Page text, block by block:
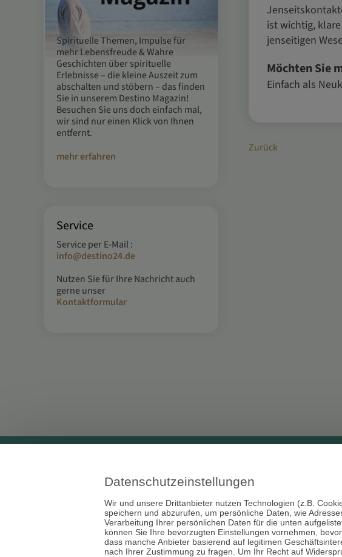
Spirituelle Themen, Impulse für
mehr Lebensfreude & Wahre
Geschichten über spirituelle
Erlebnisse – die kleine Auszeit zum
abschalten und stöbern – das finden
Sie in unserem Destino Magazin!
Besuchen Sie uns doch einfach mal,
wir sind nur einen Klick von Ihnen
entfernt.
mehr erfahren
Service
Service per E-Mail :
info@destino24.de
Nutzen Sie für Ihre Nachricht auch
gerne unser
Kontaktformular
ist wichtig,
jenseitigen
Möchten Sie
Einfach als
Zurück
estino24
Hellsehen & Wahrsagen
Astrologie & Horoskope
Medium & Channeling
Datenschutzeinstellungen
Wir und unsere Drittanbieter nutzen Technologien (z.B.
speichern und abzurufen, um persönliche Daten, wie
Verarbeitung Ihrer persönlichen Daten für die unten
können Sie Ihre bevorzugten Einstellungen vornehmen,
dass manche Anbieter basierend auf legitimen
nach Ihrer Zustimmung zu fragen. Um Ihr Recht auf